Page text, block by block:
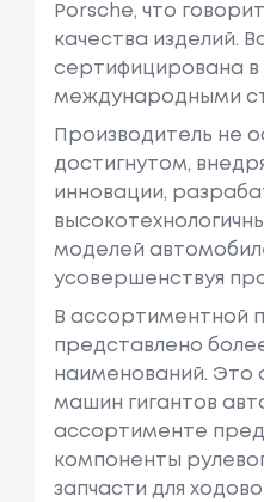
Porsche, что
качества изделий.
сертифицирована в
международными
Производитель не
достигнутом,
инновации,
моделей
усовершенствуя
В ассортиментной
представлено
наименований. Это
машин гигантов
ассортименте
компоненты
запчасти для